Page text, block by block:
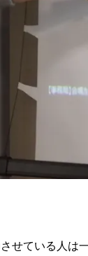
せている人は